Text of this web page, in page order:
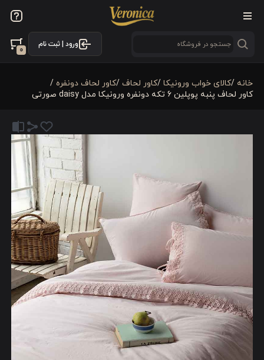
ورود | ثبت نام
0
خانه /کالای خواب ورونیکا /کاور لحاف /کاور لحاف دونفره /
کاور لحاف پنبه پوپلین 6 تکه دونفره ورونیکا مدل daisy صورتی